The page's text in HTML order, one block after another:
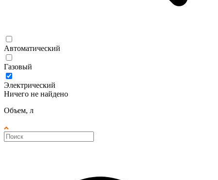
Автоматический
Газовый
Электрический
Ничего не найдено
Объем, л